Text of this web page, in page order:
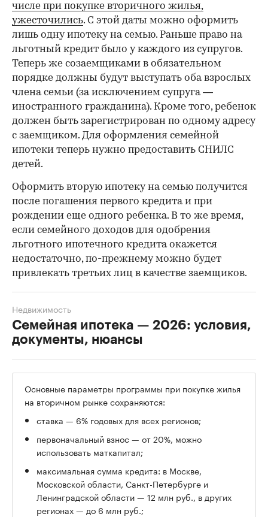
числе при покупке вторичного жилья,
ужесточились. С этой даты можно оформить
лишь одну ипотеку на семью. Раньше право на
льготный кредит было у каждого из супругов.
Теперь же созаемщиками в обязательном
порядке должны будут выступать оба взрослых
члена семьи (за исключением супруга —
иностранного гражданина). Кроме того, ребенок
должен быть зарегистрирован по одному адресу
с заемщиком. Для оформления семейной
ипотеки теперь нужно предоставить СНИЛС
детей.
Оформить вторую ипотеку на семью получится
после погашения первого кредита и при
рождении еще одного ребенка. В то же время,
если семейного доходов для одобрения
льготного ипотечного кредита окажется
недостаточно, по-прежнему можно будет
привлекать третьих лиц в качестве заемщиков.
Семейная ипотека — 2026: условия,
документы, нюансы
Недвижимость
Основные параметры программы при покупке жилья
на вторичном рынке сохраняются:
ставка — 6% годовых для всех регионов;
первоначальный взнос — от 20%, можно
использовать маткапитал;
максимальная сумма кредита: в Москве,
Московской области, Санкт-Петербурге и
Ленинградской области — 12 млн руб., в других
регионах — до 6 млн руб.;